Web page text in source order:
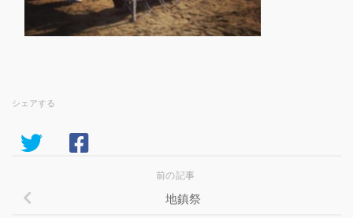
シェアする
前の記事
地鎮祭